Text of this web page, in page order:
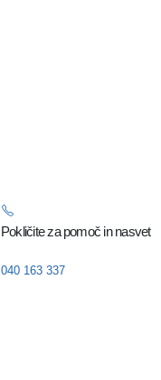
Pokličite za pomoč in nasvet
040 163 337